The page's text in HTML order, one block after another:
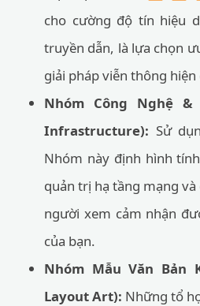
cho cường độ tín hiệu
truyền dẫn, là lựa chọn
giải pháp viễn thông hiện
Nhóm Công Nghệ
Infrastructure): Sử
Nhóm này định hình
quản trị hạ tầng mạng
người xem cảm nhận
của bạn.
Nhóm Mẫu Văn Bản
Layout Art): Những tổ